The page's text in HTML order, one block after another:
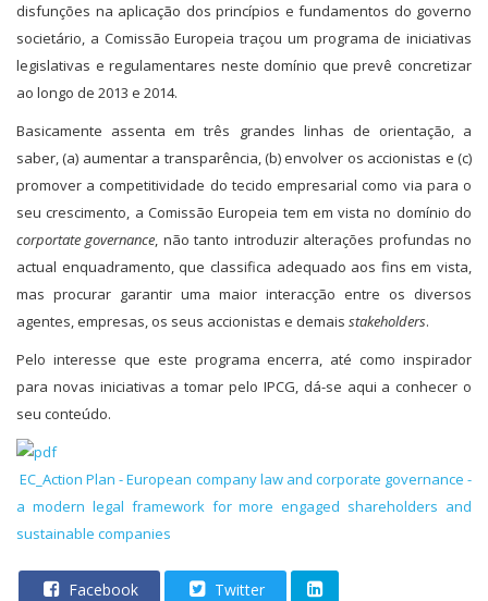
disfunções na aplicação dos princípios e fundamentos do governo
societário, a Comissão Europeia traçou um programa de iniciativas
legislativas e regulamentares neste domínio que prevê concretizar
ao longo de 2013 e 2014.
Basicamente assenta em três grandes linhas de orientação, a
saber, (a) aumentar a transparência, (b) envolver os accionistas e (c)
promover a competitividade do tecido empresarial como via para o
seu crescimento, a Comissão Europeia tem em vista no domínio do
corportate governance, não tanto introduzir alterações profundas no
actual enquadramento, que classifica adequado aos fins em vista,
mas procurar garantir uma maior interacção entre os diversos
agentes, empresas, os seus accionistas e demais stakeholders.
Pelo interesse que este programa encerra, até como inspirador
para novas iniciativas a tomar pelo IPCG, dá-se aqui a conhecer o
seu conteúdo.
EC_Action Plan - European company law and corporate governance -
a modern legal framework for more engaged shareholders and
sustainable companies
Facebook Twitter